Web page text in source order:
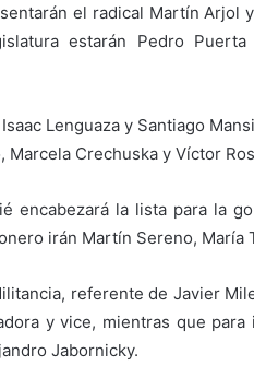
el radical Martín Arjol
estarán Pedro Puerta
Lenguaza y Santiago
Marcela Crechuska y Víctor
encabezará la lista para la
irán Martín Sereno, María
referente de Javier
y vice, mientras que
Jabornicky.